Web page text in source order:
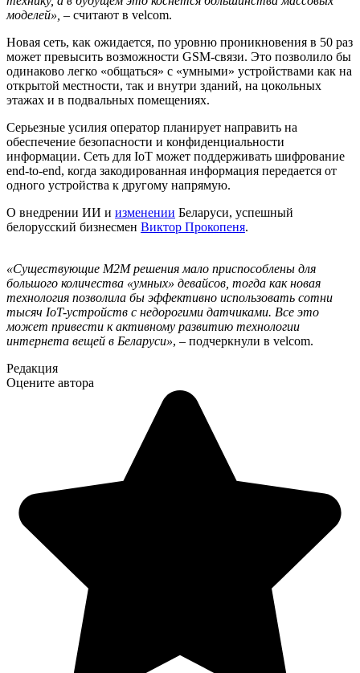
моделей», – считают в velcom.
Новая сеть, как ожидается, по уровню проникновения в 50 раз
может превысить возможности GSM-связи. Это позволило бы
одинаково легко «общаться» с «умными» устройствами как на
открытой местности, так и внутри зданий, на цокольных
этажах и в подвальных помещениях.
Серьезные усилия оператор планирует направить на
обеспечение безопасности и конфиденциальности
информации. Сеть для IoT может поддерживать шифрование
end-to-end, когда закодированная информация передается от
одного устройства к другому напрямую.
О внедрении ИИ и изменении Беларуси, успешный
белорусский бизнесмен Виктор Прокопеня.
«Существующие М2М решения мало приспособлены для
большого количества «умных» девайсов, тогда как новая
технология позволила бы эффективно использовать сотни
тысяч IoT-устройств с недорогими датчиками. Все это
может привести к активному развитию технологии
интернета вещей в Беларуси», – подчеркнули в velcom.
Редакция
Оцените автора